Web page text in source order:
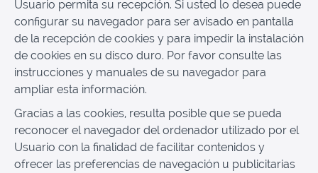
Usuario permita su recepción. Si usted lo desea puede
configurar su navegador para ser avisado en pantalla
de la recepción de cookies y para impedir la instalación
de cookies en su disco duro. Por favor consulte las
instrucciones y manuales de su navegador para
ampliar esta información.
Gracias a las cookies, resulta posible que se pueda
reconocer el navegador del ordenador utilizado por el
Usuario con la finalidad de facilitar contenidos y
ofrecer las preferencias de navegación u publicitarias